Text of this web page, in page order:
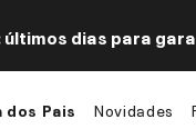
últimos dias para
dos Pais Novidades